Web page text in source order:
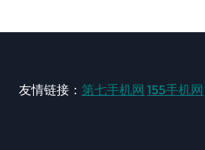
友情链接： 第七手机网 155手机网